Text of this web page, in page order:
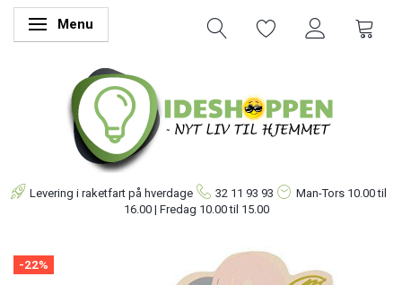
Skifte navigation
Menu
Levering i raketfart på hverdage 32 11 93 93 Man-Tors 10.00 til
16.00 | Fredag 10.00 til 15.00
-22%